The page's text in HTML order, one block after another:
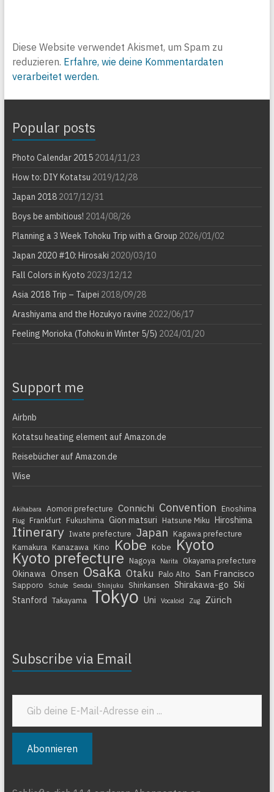
Diese Website verwendet Akismet, um Spam zu
reduzieren. Erfahre, wie deine Kommentardaten
verarbeitet werden.
Popular posts
Photo Calendar 20152014/11/23
How to: DIY Kotatsu 2019/12/28
Japan 20182017/12/31
Boys be ambitious! 2014/08/26
Planning a 3 Week Tohoku Trip with a Group 2026/01/02
Japan 2020 #10: Hirosaki 2020/03/10
Fall Colors in Kyoto 2023/12/12
Asia 2018 Trip – Taipei 2018/09/28
Arashiyama and the Hozukyo ravine 2022/06/17
Feeling Morioka (Tohoku in Winter 5/5) 2024/01/20
Support me
Airbnb
Kotatsu heating element auf Amazon.de
Reisebücher auf Amazon.de
Wise
Akihabara Aomori prefecture Connichi Convention Enoshima
Flug Frankfurt Fukushima Gion matsuri Hatsune Miku Hiroshima
Itinerary Iwate prefecture Japan
Kagawa prefecture
Kamakura Kanazawa Kino Kobe Kobe Kyoto
Kyoto prefecture Nagoya Narita Okayama prefecture
Okinawa Onsen Osaka Otaku Palo Alto San Francisco
Sapporo Schule Sendai Shinjuku Shinkansen Shirakawa-go Ski
Stanford
Takayama Tokyo Uni Vocaloid Zug Zürich
Subscribe via Email
Gib deine E-Mail-Adresse ein ...
Abonnieren